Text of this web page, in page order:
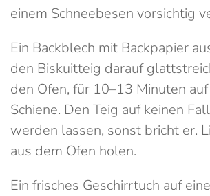
einem Schneebesen vorsichtig
Ein Backblech mit Backpapier
den Biskuitteig darauf
den Ofen, für 10–13 Minuten
Schiene. Den Teig auf keinen
werden lassen, sonst bricht er.
aus dem Ofen holen.
Ein frisches Geschirrtuch auf